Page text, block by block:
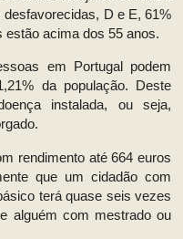
D e E, 61%
estão acima dos 55 anos.
em Portugal podem
da população. Deste
instalada, ou seja,
rendimento até 664 euros
que um cidadão com
terá quase seis vezes
alguém com mestrado ou